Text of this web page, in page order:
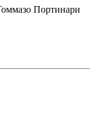
Портинари